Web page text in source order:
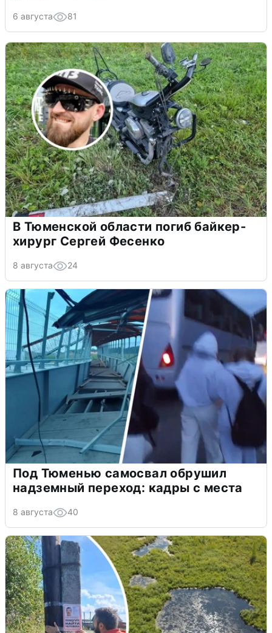
6 августа 81
В Тюменской области погиб байкер-
хирург Сергей Фесенко
8 августа 24
Под Тюменью самосвал обрушил
надземный переход: кадры с места
8 августа 40